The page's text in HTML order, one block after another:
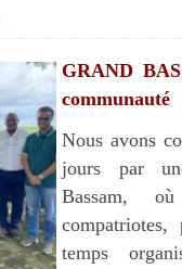
GRAND
communauté
Nous avons
jours par
Bassam,
temps